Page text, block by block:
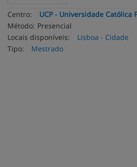
Centro:
UCP - Universidade Católica
Método: Presencial
Locais disponíveis:
Lisboa - Cidade
Tipo:
Mestrado